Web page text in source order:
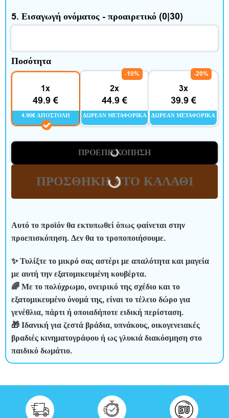
ε
ρ
ο
ς
χ
ρ
ο
Κ
ρ
ι
τ
ι
κ
έ
ς
5. Εισαγωγή ονόματος - προαιρετικό (0|30)
Ποσότητα
1x
49.9 €
4.90€ ΑΠΟΣΤΟΛΉ
2x
44.9 €
-10%
ΔΩΡΕΆΝ ΜΕΤΑΦΟΡΙΚΆ
3x
39.9 €
-20%
ΔΩΡΕΆΝ ΜΕΤΑΦΟΡΙΚΆ
ΠΡΟΕΠΙΣΚΌΠΗΣΗ
ΠΡΟΣΘΉΚΗ ΣΤΟ ΚΑΛΆΘΙ
Αυτό το προϊόν θα εκτυπωθεί όπως φαίνεται στην
προεπισκόπηση. Δεν θα το τροποποιήσουμε.
✨ Τυλίξτε το μικρό σας αστέρι με απαλότητα και μαγεία
με αυτή την εξατομικευμένη κουβέρτα.
🌈 Με το πολύχρωμο, ονειρικό της σχέδιο και το
εξατομικευμένο όνομά της, είναι το τέλειο δώρο για
γενέθλια, πάρτι ή οποιαδήποτε ειδική περίσταση.
🎁 Ιδανική για ζεστά βράδια, υπνάκους, οικογενειακές
βραδιές κινηματογράφου ή ως γλυκιά διακόσμηση στο
παιδικό δωμάτιο.